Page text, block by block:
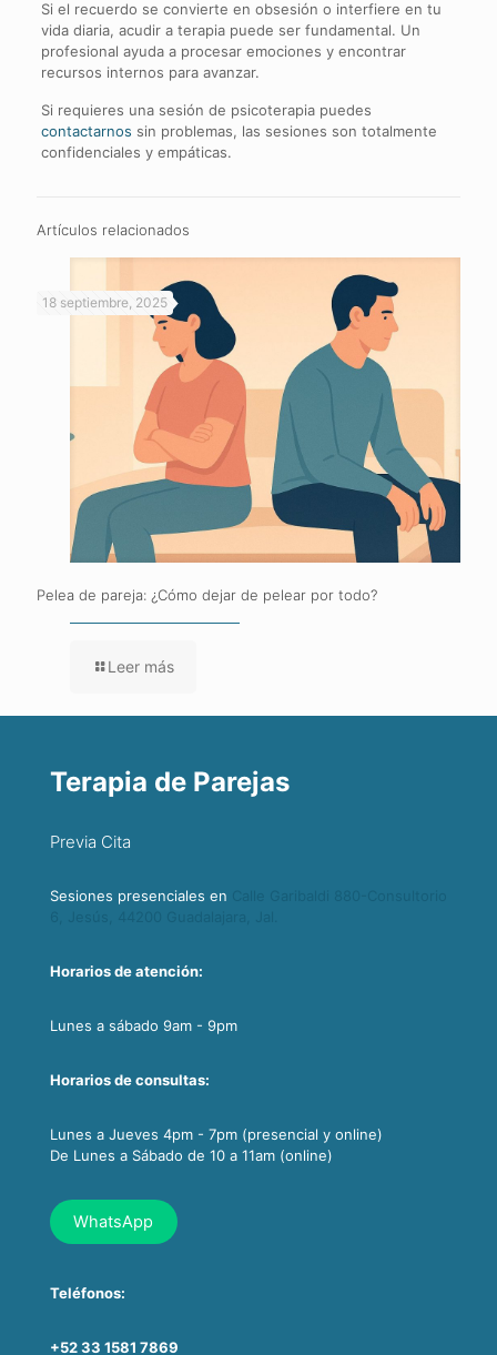
Si el recuerdo se convierte en obsesión o interfiere en tu
vida diaria, acudir a terapia puede ser fundamental. Un
profesional ayuda a procesar emociones y encontrar
recursos internos para avanzar.
Si requieres una sesión de psicoterapia puedes
contactarnos sin problemas, las sesiones son totalmente
confidenciales y empáticas.
Artículos relacionados
18 septiembre, 2025
Pelea de pareja: ¿Cómo dejar de pelear por todo?
Leer más
Terapia de Parejas
Previa Cita
Sesiones presenciales en
Horarios de atención:
Lunes a sábado 9am - 9pm
Horarios de consultas:
Lunes a Jueves 4pm - 7pm (presencial y online)
De Lunes a Sábado de 10 a 11am (online)
WhatsApp
Teléfonos:
+52 33 1581 7869